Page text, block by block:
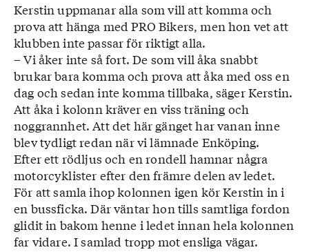
Kerstin uppmanar alla som vill att komma och
prova att hänga med PRO Bikers, men hon vet att
klubben inte passar för riktigt alla.
– Vi åker inte så fort. De som vill åka snabbt
brukar bara komma och prova att åka med oss en
dag och sedan inte komma tillbaka, säger Kerstin.
Att åka i kolonn kräver en viss träning och
noggrannhet. Att det här gänget har vanan inne
blev tydligt redan när vi lämnade Enköping.
Efter ett rödljus och en rondell hamnar några
motorcyklister efter den främre delen av ledet.
För att samla ihop kolonnen igen kör Kerstin in i
en bussficka. Där väntar hon tills samtliga fordon
glidit in bakom henne i ledet innan hela kolonnen
far vidare. I samlad tropp mot ensliga vägar.